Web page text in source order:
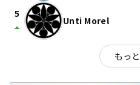
5
arrow_drop_up Unti Morel
もっ